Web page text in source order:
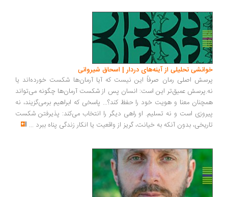
تحلیلی از آینه‌های دردار | اسحاق شیروانی
اصلی رمان صرفاً این نیست که آیا آرمان‌ها شکست خورده‌اند یا
عمیق‌تر این است: انسان پس از شکست آرمان‌ها چگونه می‌تواند
معنا و هویت خود را حفظ کند؟... پاسخی که ابراهیم برمی‌گزیند، نه
است و نه تسلیم. او راهی دیگر را انتخاب می‌کند: پذیرفتن شکست
بدون آنکه به خیانت، گریز از واقعیت یا انکار زندگی پناه ببرد...